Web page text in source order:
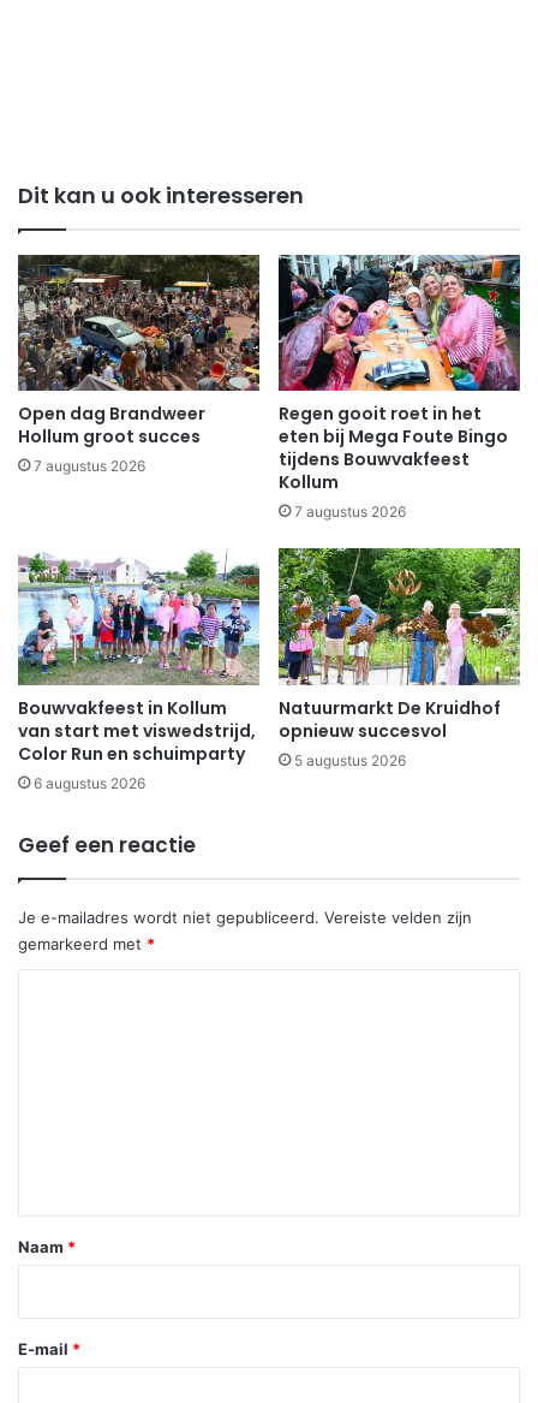
Dit kan u ook interesseren
Open dag Brandweer
Hollum groot succes
7 augustus 2026
Regen gooit roet in het
eten bij Mega Foute Bingo
tijdens Bouwvakfeest
Kollum
7 augustus 2026
Bouwvakfeest in Kollum
van start met viswedstrijd,
Color Run en schuimparty
6 augustus 2026
Natuurmarkt De Kruidhof
opnieuw succesvol
5 augustus 2026
Geef een reactie
Je e-mailadres wordt niet gepubliceerd. Vereiste velden zijn
gemarkeerd met *
*
Naam *
E-mail *